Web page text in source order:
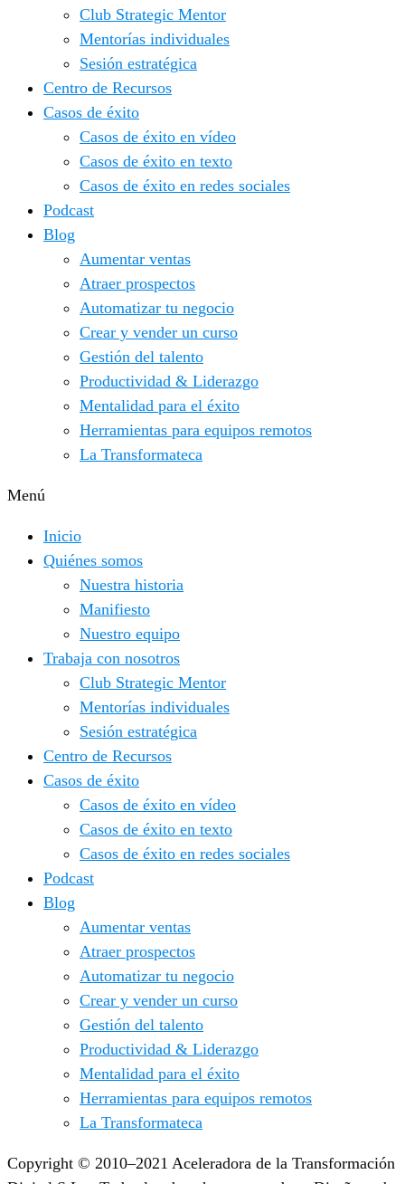
Club Strategic Mentor
Mentorías individuales
Sesión estratégica
Centro de Recursos
Casos de éxito
Casos de éxito en vídeo
Casos de éxito en texto
Casos de éxito en redes sociales
Podcast
Blog
Aumentar ventas
Atraer prospectos
Automatizar tu negocio
Crear y vender un curso
Gestión del talento
Productividad & Liderazgo
Mentalidad para el éxito
Herramientas para equipos remotos
La Transformateca
Menú
Inicio
Quiénes somos
Nuestra historia
Manifiesto
Nuestro equipo
Trabaja con nosotros
Club Strategic Mentor
Mentorías individuales
Sesión estratégica
Centro de Recursos
Casos de éxito
Casos de éxito en vídeo
Casos de éxito en texto
Casos de éxito en redes sociales
Podcast
Blog
Aumentar ventas
Atraer prospectos
Automatizar tu negocio
Crear y vender un curso
Gestión del talento
Productividad & Liderazgo
Mentalidad para el éxito
Herramientas para equipos remotos
La Transformateca
Copyright © 2010–2021 Aceleradora de la Transformación